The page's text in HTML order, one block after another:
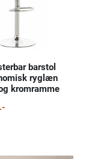
barstol
ryglæn
kromramme